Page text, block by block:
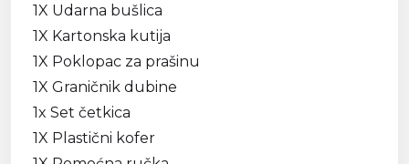
1X Udarna bušlica
1X Kartonska kutija
1X Poklopac za prašinu
1X Graničnik dubine
1x Set četkica
1X Plastični kofer